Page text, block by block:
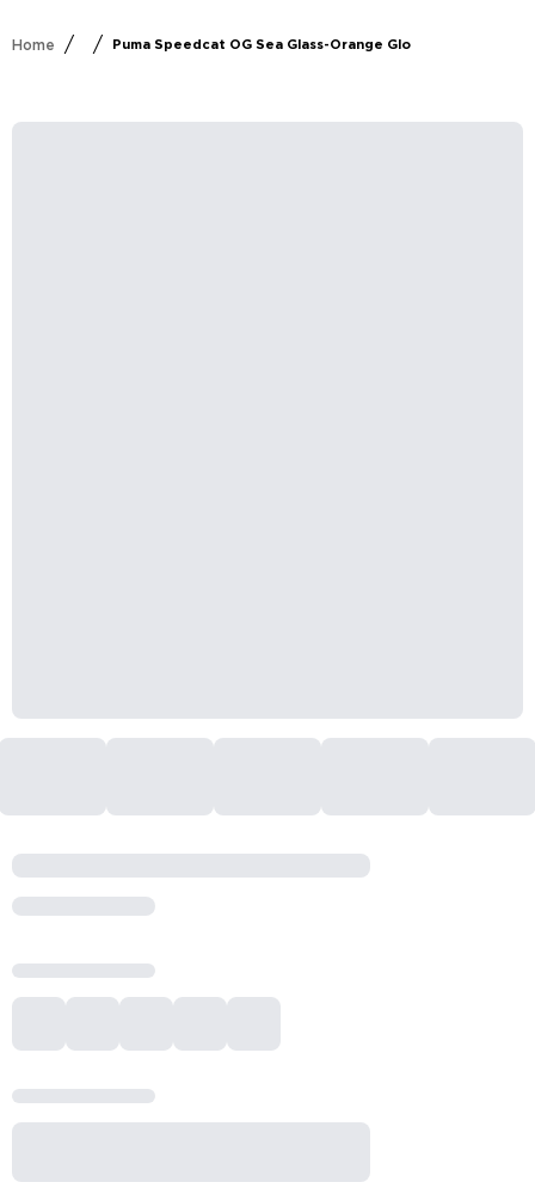
Home / / Puma Speedcat OG Sea Glass-Orange Glo